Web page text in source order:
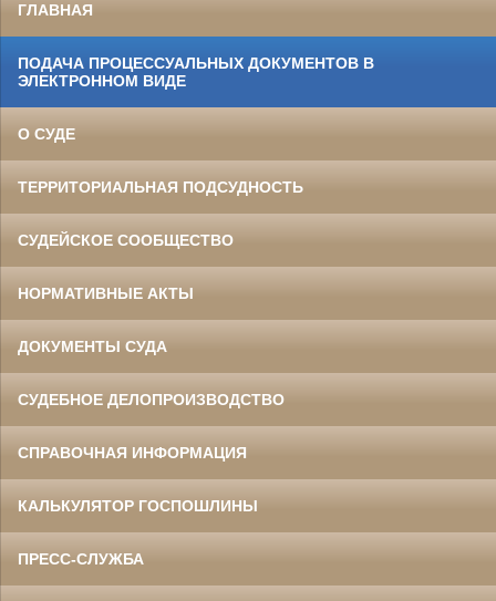
ГЛАВНАЯ
ПОДАЧА ПРОЦЕССУАЛЬНЫХ ДОКУМЕНТОВ В
ЭЛЕКТРОННОМ ВИДЕ
О СУДЕ
ТЕРРИТОРИАЛЬНАЯ ПОДСУДНОСТЬ
СУДЕЙСКОЕ СООБЩЕСТВО
НОРМАТИВНЫЕ АКТЫ
ДОКУМЕНТЫ СУДА
СУДЕБНОЕ ДЕЛОПРОИЗВОДСТВО
СПРАВОЧНАЯ ИНФОРМАЦИЯ
КАЛЬКУЛЯТОР ГОСПОШЛИНЫ
ПРЕСС-СЛУЖБА